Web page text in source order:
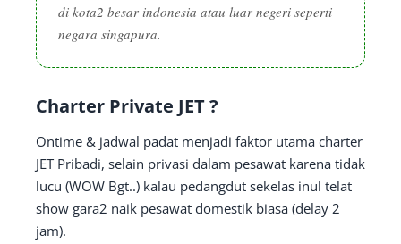
di kota2 besar indonesia atau luar negeri seperti
negara singapura.
Charter Private JET ?
Ontime & jadwal padat menjadi faktor utama charter
JET Pribadi, selain privasi dalam pesawat karena tidak
lucu (WOW Bgt..) kalau pedangdut sekelas inul telat
show gara2 naik pesawat domestik biasa (delay 2
jam).